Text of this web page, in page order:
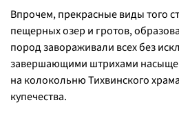
Впрочем, прекрасные виды того
пещерных озер и гротов,
пород завораживали всех без
завершающими штрихами
на колокольню Тихвинского
купечества.